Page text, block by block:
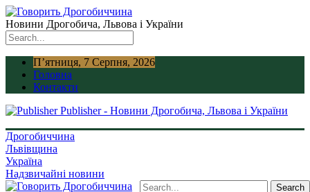
Новини Дрогобича, Львова і України
П’ятниця, 7 Серпня, 2026
Головна
Контакти
Publisher - Новини Дрогобича, Львова і України
Дрогобиччина
Львівщина
Україна
Надзвичайні новини